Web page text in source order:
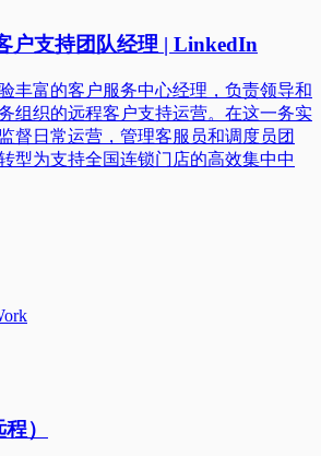
户支持团队经理 | LinkedIn
丰富的客户服务中心经理，负责领导和
组织的远程客户支持运营。在这一务实
督日常运营，管理客服员和调度员团
型为支持全国连锁门店的高效集中中
）